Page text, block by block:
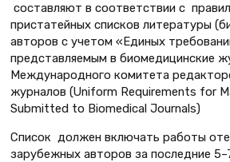
составляют в соответствии с
пристатейных списков литературы
авторов с учетом «Единых
представляемым в биомедицинские
Международного комитета
журналов (Uniform Requirements for
Submitted to Biomedical Journals)
Список должен включать работы
зарубежных авторов за последние